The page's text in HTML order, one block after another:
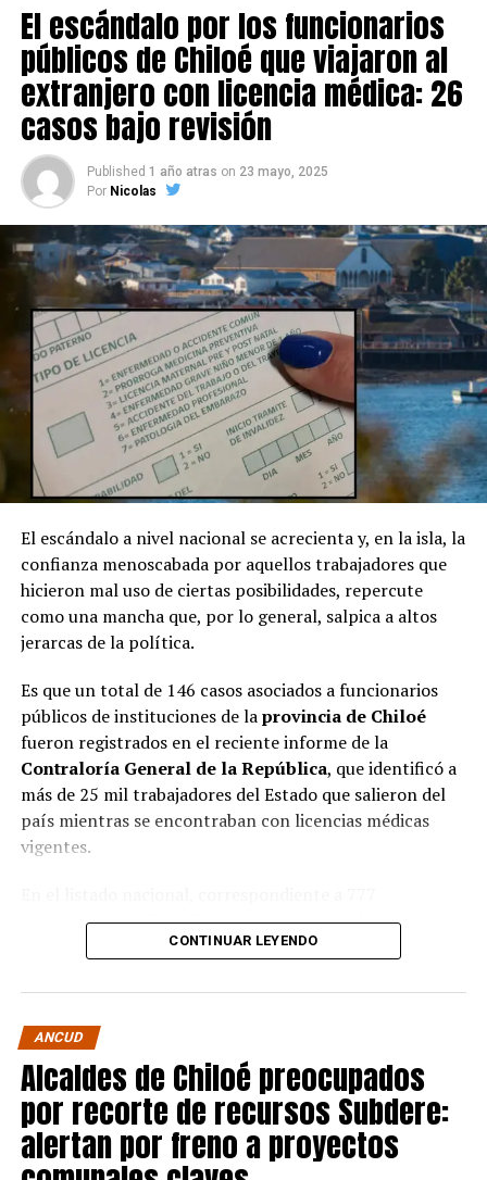
El escándalo por los funcionarios
públicos de Chiloé que viajaron al
extranjero con licencia médica: 26
casos bajo revisión
Published 1 año atras on 23 mayo, 2025
Por Nicolas
El escándalo a nivel nacional se acrecienta y, en la isla, la
confianza menoscabada por aquellos trabajadores que
hicieron mal uso de ciertas posibilidades, repercute
como una mancha que, por lo general, salpica a altos
jerarcas de la política.
Es que un total de 146 casos asociados a funcionarios
públicos de instituciones de laprovincia de Chiloé
fueron registrados en el reciente informe de la
Contraloría General de la República, que identificó a
más de 25 mil trabajadores del Estado que salieron del
país mientras se encontraban con licencias médicas
vigentes.
organismos públicos, figuran varias entidades del
Municipalidad de Castro
dentro de la provincia. Le siguen laCorporación
Municipal de Quellón
Municipal de Curaco de Vélez
Salud Chiloé , con 11 . También figuran la
Municipalidad de Ancud, con5 casos; la
Municipalidad de Quellóny laMunicipalidad de
Puqueldón , con4 cada una ; laMunicipalidad de
CONTINUAR LEYENDO
ANCUD
Alcaldes de Chiloé preocupados
por recorte de recursos Subdere:
alertan por freno a proyectos